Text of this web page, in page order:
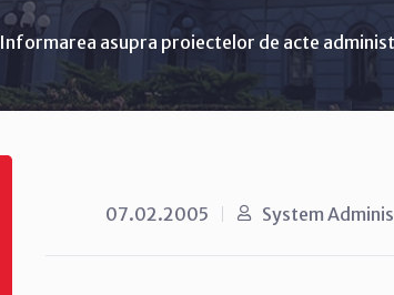
Informarea asupra proiectelor de acte
07.02.2005 System